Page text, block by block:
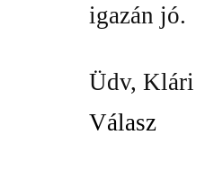
igazán jó.
Üdv, Klári
Válasz